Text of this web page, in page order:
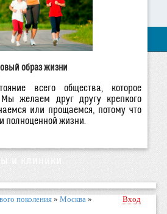
образ жизни
всего общества, которое
желаем друг другу крепкого
или прощаемся, потому что
полноценной жизни.
и клиники
поколения » Москва »
Вход